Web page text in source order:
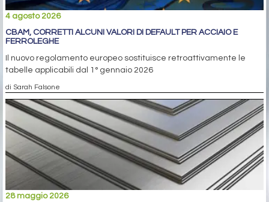
4 agosto 2026
CBAM, CORRETTI ALCUNI VALORI DI DEFAULT PER ACCIAIO E
FERROLEGHE
Il nuovo regolamento europeo sostituisce retroattivamente le
tabelle applicabili dal 1° gennaio 2026
di Sarah Falsone
28 maggio 2026